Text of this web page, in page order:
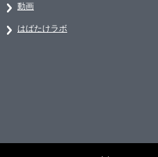
動画
はばたけラボ